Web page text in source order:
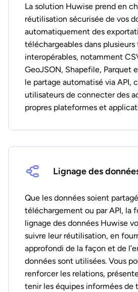
La solution Huwise prend en
réutilisation sécurisée de vos
automatiquement des
téléchargeables dans plusieurs
interopérables, notamment
GeoJSON, Shapefile, Parquet
le partage automatisé via API,
utilisateurs de connecter des
propres plateformes et
Lignage des
Que les données soient
téléchargement ou par API, la
lignage des données Huwise
suivre leur réutilisation, en
approfondi de la façon et de
données sont utilisées. Vous
renforcer les relations,
tenir les équipes informées de